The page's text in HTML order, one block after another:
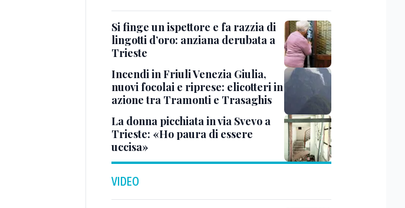
Si finge un ispettore e fa razzia di
lingotti d’oro: anziana derubata a
Trieste
Incendi in Friuli Venezia Giulia,
nuovi focolai e riprese: elicotteri in
azione tra Tramonti e Trasaghis
La donna picchiata in via Svevo a
Trieste: «Ho paura di essere
uccisa»
VIDEO